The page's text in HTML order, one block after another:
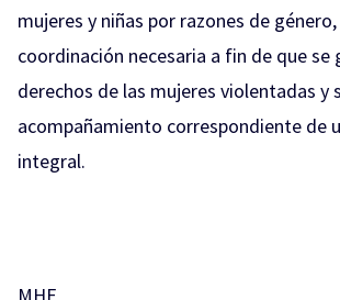
mujeres y niñas por razones de
coordinación necesaria a fin de que se
derechos de las mujeres violentadas y
acompañamiento correspondiente de
integral.